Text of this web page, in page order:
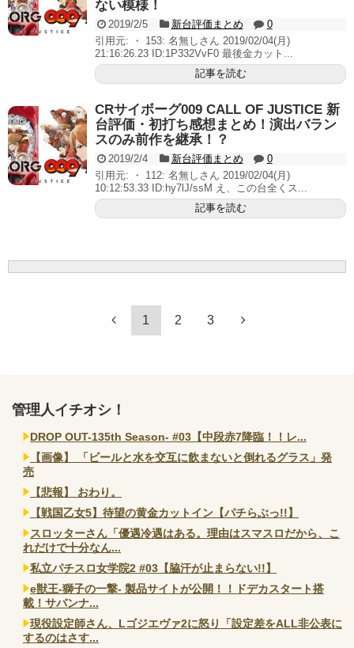
ない模様！
2019/2/5 新台評価まとめ
0
引用元: ・ 153: 名無しさん 2019/02/04(月)
21:16:26.23 ID:1P332VvF0 最後金カット...
記事を読む
CRサイボーグ009 CALL OF JUSTICE 新
台評価・初打ち感想まとめ！演出バラン
スのみ前作を継承！？
2019/2/4 新台評価まとめ
0
引用元: ・ 112: 名無しさん 2019/02/04(月)
10:12:53.33 ID:hy7lJ/ssM え、この台全くス...
記事を読む
1 2 3
管理人イチオシ！
DROP OUT-135th Season- #03【中段赤7降臨！！レ...
【画像】 「ビールと水を交互に飲まないと倒れるグラス」発
売
【悲報】 おわり。
【戦国乙女5】待望の黄金カットイン【パチらぶっ!!】
スロッターさん「優遇冷遇はある。理由はスマスロだから、こ
れだけで十分なん...
私立パチスロ女学院2 #03【脇汗が止まらない!!】
e獣王-獅子の一撃- 製品サイトが公開！！ドデカスタート搭
載！サバンナ...
現役設定師さん、Lゴジエヴァ2に怒り「設定差をALL非公表に
するのはさす...